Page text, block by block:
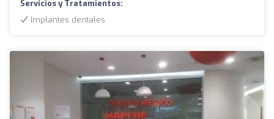
Servicios y Tratamientos:
Implantes dentales